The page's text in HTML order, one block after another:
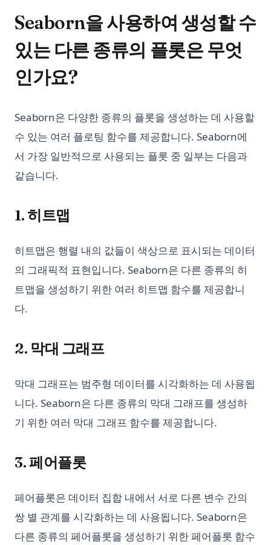
Seaborn을 사용하여 생성할 수
있는 다른 종류의 플롯은 무엇
인가요?
Seaborn은 다양한 종류의 플롯을 생성하는 데 사용할
수 있는 여러 플로팅 함수를 제공합니다. Seaborn에
서 가장 일반적으로 사용되는 플롯 중 일부는 다음과
같습니다.
1. 히트맵
히트맵은 행렬 내의 값들이 색상으로 표시되는 데이터
의 그래픽적 표현입니다. Seaborn은 다른 종류의 히
트맵을 생성하기 위한 여러 히트맵 함수를 제공합니
다.
2. 막대 그래프
막대 그래프는 범주형 데이터를 시각화하는 데 사용됩
니다. Seaborn은 다른 종류의 막대 그래프를 생성하
기 위한 여러 막대 그래프 함수를 제공합니다.
3. 페어플롯
페어플롯은 데이터 집합 내에서 서로 다른 변수 간의
쌍 별 관계를 시각화하는 데 사용됩니다. Seaborn은
다른 종류의 페어플롯을 생성하기 위한 페어플롯 함수